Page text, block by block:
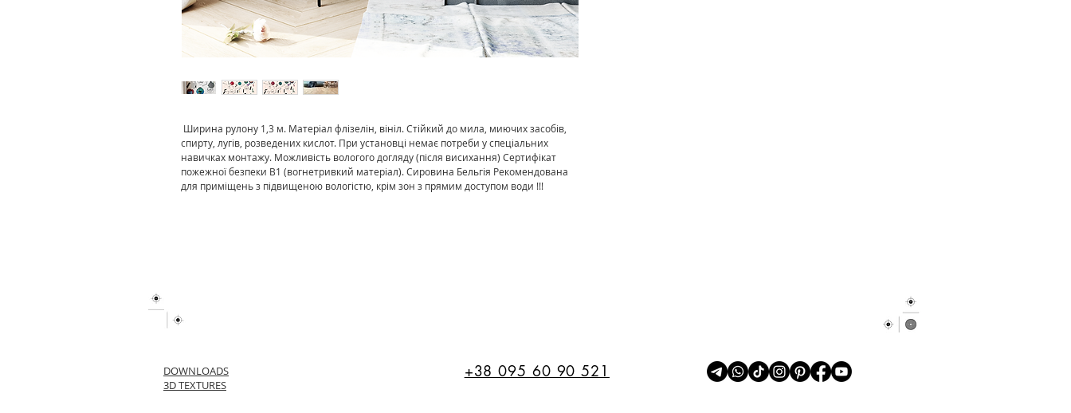
Ширина рулону 1,3 м. Матеріал флізелін, вініл. Стійкий до мила, миючих засобів,
спирту, лугів, розведених кислот. При установці немає потреби у спеціальних
навичках монтажу. Можливість вологого догляду (після висихання) Сертифікат
пожежної безпеки В1 (вогнетривкий матеріал). Сировина Бельгія Рекомендована
для приміщень з підвищеною вологістю, крім зон з прямим доступом води !!!
DOWNLOADS
3D TEXTURES
+38 095 60 90 521